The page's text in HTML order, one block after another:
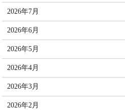
2026年7月
2026年6月
2026年5月
2026年4月
2026年3月
2026年2月